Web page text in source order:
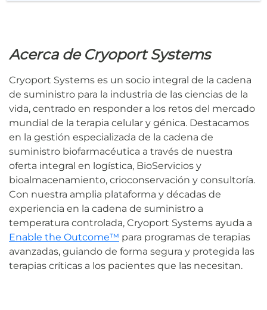
Acerca de Cryoport Systems
Cryoport Systems es un socio integral de la cadena
de suministro para la industria de las ciencias de la
vida, centrado en responder a los retos del mercado
mundial de la terapia celular y génica. Destacamos
en la gestión especializada de la cadena de
suministro biofarmacéutica a través de nuestra
oferta integral en logística, BioServicios y
bioalmacenamiento, crioconservación y consultoría.
Con nuestra amplia plataforma y décadas de
experiencia en la cadena de suministro a
temperatura controlada, Cryoport Systems ayuda a
Enable the Outcome™ para programas de terapias
avanzadas, guiando de forma segura y protegida las
terapias críticas a los pacientes que las necesitan.